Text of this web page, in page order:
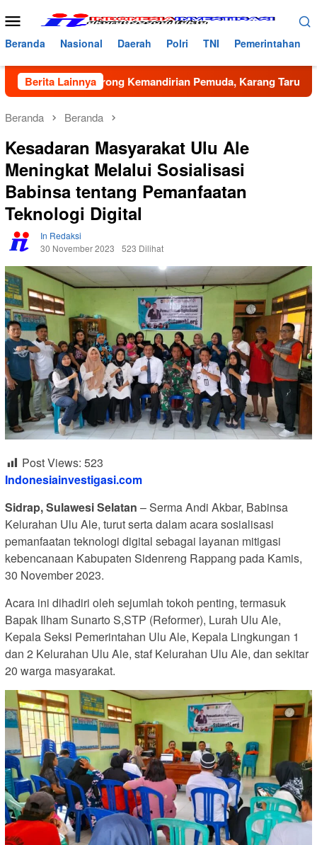
ke
konten
Menu
Mobile
Beranda Nasional Daerah Polri TNI Pemerintahan
Berita Lainnya
Dorong Kemandirian Pemuda, Karang Taruna Bireuen
Beranda Beranda
Kesadaran Masyarakat Ulu Ale
Meningkat Melalui Sosialisasi
Babinsa tentang Pemanfaatan
Teknologi Digital
In Redaksi
30 November 2023
523 Dilihat
Post Views: 523
Indonesiainvestigasi.com
Sidrap, Sulawesi Selatan – Serma Andi Akbar, Babinsa
Kelurahan Ulu Ale, turut serta dalam acara sosialisasi
pemanfaatan teknologi digital sebagai layanan mitigasi
kebencanaan Kabupaten Sidenreng Rappang pada Kamis,
30 November 2023.
Acara ini dihadiri oleh sejumlah tokoh penting, termasuk
Bapak Ilham Sunarto S,STP (Reformer), Lurah Ulu Ale,
Kepala Seksi Pemerintahan Ulu Ale, Kepala Lingkungan 1
dan 2 Kelurahan Ulu Ale, staf Kelurahan Ulu Ale, dan sekitar
20 warga masyarakat.